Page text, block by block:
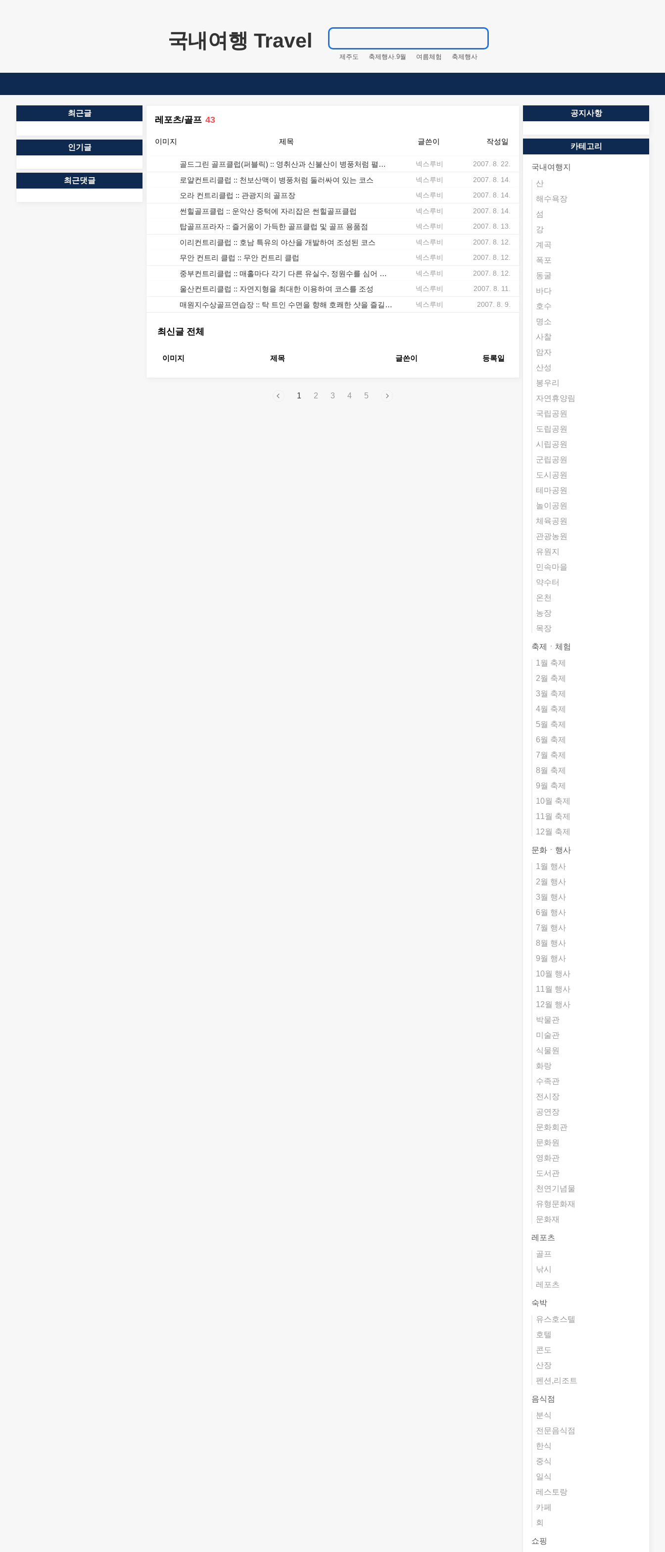
국내여행 Travel
제주도 축제행사.9월 여름체험
축제행사
등산
해변 축제행사.1월 피서철
등반
바다 산
봄축제
축제행사.서울
최근글
인기글
최근댓글
레포츠/골프 43
이미지 제목 글쓴이 작성일
골드그린 골프클럽(퍼블릭) :: 영취산과 신불산이 병풍처럼 펼쳐지는 대자연의 파노라마 넥스루비 2007. 8. 22.
로얄컨트리클럽 :: 천보산맥이 병풍처럼 둘러싸여 있는 코스 넥스루비 2007. 8. 14.
오라 컨트리클럽 :: 관광지의 골프장 넥스루비 2007. 8. 14.
썬힐골프클럽 :: 운악산 중턱에 자리잡은 썬힐골프클럽 넥스루비 2007. 8. 14.
탑골프프라자 :: 즐거움이 가득한 골프클럽 및 골프 용품점 넥스루비 2007. 8. 13.
이리컨트리클럽 :: 호남 특유의 야산을 개발하여 조성된 코스 넥스루비 2007. 8. 12.
무안 컨트리 클럽 :: 무안 컨트리 클럽 넥스루비 2007. 8. 12.
중부컨트리클럽 :: 매홀마다 각기 다른 유실수, 정원수를 심어 홀별 특성을 살린 곳 넥스루비 2007. 8. 12.
울산컨트리클럽 :: 자연지형을 최대한 이용하여 코스를 조성 넥스루비 2007. 8. 11.
매원지수상골프연습장 :: 탁 트인 수면을 향해 호쾌한 샷을 즐길 수 있으며... 넥스루비 2007. 8. 9.
최신글 전체
이미지 제목 글쓴이 등록일
1 2 3 4 5
공지사항
카테고리
국내여행지
산
해수욕장
섬
강
계곡
폭포
동굴
바다
호수
명소
사찰
암자
산성
봉우리
자연휴양림
국립공원
도립공원
시립공원
군립공원
도시공원
테마공원
놀이공원
체육공원
관광농원
유원지
민속마을
약수터
온천
농장
목장
축제ㆍ체험
1월 축제
2월 축제
3월 축제
4월 축제
5월 축제
6월 축제
7월 축제
8월 축제
9월 축제
10월 축제
11월 축제
12월 축제
문화ㆍ행사
1월 행사
2월 행사
3월 행사
6월 행사
7월 행사
8월 행사
9월 행사
10월 행사
11월 행사
12월 행사
박물관
미술관
식물원
화랑
수족관
전시장
공연장
문화회관
문화원
영화관
도서관
천연기념물
유형문화재
문화재
레포츠
골프
낚시
레포츠
숙박
유스호스텔
호텔
콘도
산장
펜션,리조트
음식점
분식
전문음식점
한식
중식
일식
레스토랑
카페
회
쇼핑